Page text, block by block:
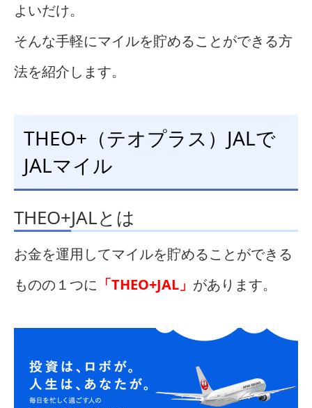
よいだけ。
そんな手軽にマイルを貯めることができる方
法を紹介します。
THEO+（テオプラス）JALで
JALマイル
THEO+JALとは
お金を運用してマイルを貯めることができる
ものの１つに 「THEO+JAL」 があります。